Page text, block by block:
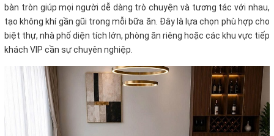
bàn tròn giúp mọi người dễ dàng trò chuyện và tương tác với nhau,
tạo không khí gần gũi trong mỗi bữa ăn. Đây là lựa chọn phù hợp cho
biệt thự, nhà phố diện tích lớn, phòng ăn riêng hoặc các khu vực tiếp
khách VIP cần sự chuyên nghiệp.